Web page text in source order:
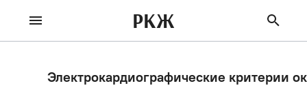
РКЖ
Электрокардиографические критерии